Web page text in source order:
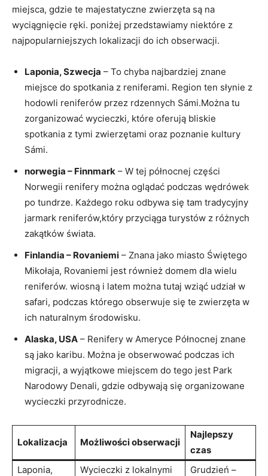
miejsca, gdzie te majestatyczne zwierzęta są na
wyciągnięcie ręki. poniżej przedstawiamy niektóre z
najpopularniejszych lokalizacji do ich obserwacji.
Laponia, Szwecja – To chyba najbardziej znane
miejsce do spotkania z reniferami. Region ten słynie z
hodowli reniferów przez rdzennych Sámi.Można tu
zorganizować wycieczki, które oferują bliskie
spotkania z tymi zwierzętami oraz poznanie kultury
Sámi.
norwegia – Finnmark – W tej północnej części
Norwegii renifery można oglądać podczas wędrówek
po tundrze. Każdego roku odbywa się tam tradycyjny
jarmark reniferów,który przyciąga turystów z różnych
zakątków świata.
Finlandia – Rovaniemi – Znana jako miasto Świętego
Mikołaja, Rovaniemi jest również domem dla wielu
reniferów. wiosną i latem można tutaj wziąć udział w
safari, podczas którego obserwuje się te zwierzęta w
ich naturalnym środowisku.
Alaska, USA – Renifery w Ameryce Północnej znane
są jako karibu. Można je obserwować podczas ich
migracji, a wyjątkowe miejscem do tego jest Park
Narodowy Denali, gdzie odbywają się organizowane
wycieczki przyrodnicze.
Lokalizacja Możliwości obserwacji
Najlepszy
czas
Laponia,
Wycieczki z lokalnymi
Grudzień –